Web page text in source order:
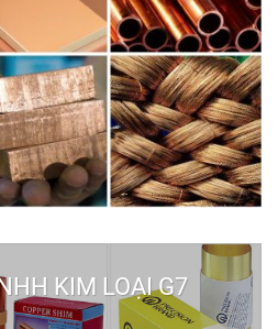
KIM LOẠI G7